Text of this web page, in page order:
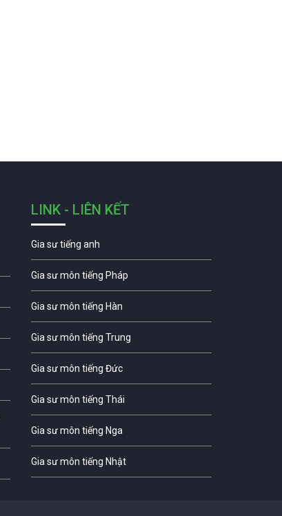
LINK - LIÊN KẾT
Gia sư tiếng anh
Gia sư môn tiếng Pháp
Gia sư môn tiếng Hàn
Gia sư môn tiếng Trung
Gia sư môn tiếng Đức
Gia sư môn tiếng Thái
Gia sư môn tiếng Nga
Gia sư môn tiếng Nhật